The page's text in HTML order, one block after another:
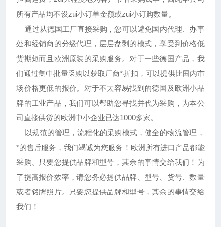
所有产品均不设zui小订单金额或zui小订购数量。
通过从德国工厂直接采购，您可以避免国内代理、办事
处和经销商的分级代理，层层盘剥的模式，享受到价格低
货期短而且欧洲原装的采购服务。对于一些德国产品，我
们通过集中批量采购以获取厂商*折扣，可以提供比国内市
场价格更低的报价。对于不太容易找到的德国及欧洲小品
牌的工业产品，我们可以帮助您寻找并代为采购，为本公
司直接供货的欧洲中小企业已达1000多家。
以规范的管理，流程化的采购模式，健全的物流管理，
*的售后服务，我们竭诚为您服务！欧洲所有进口产品都能
采购。只要您提供品牌和型号，其余的事情交给我们！为
了提高报价效率，请您务必提供品牌、型号、货号、数量
或者铭牌照片。只要您提供品牌和型号，其余的事情交给
我们！